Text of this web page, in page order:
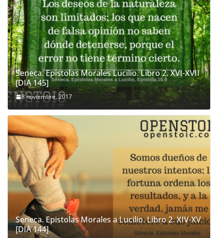
Seneca. Epistolas Morales Lucilio. Libro 2. XVI-XVII
[DIA 145]
8 noviembre, 2017
Seneca. Epistolas Morales a Lucilio. Libro 2. XIV-XV
[DIA 144]